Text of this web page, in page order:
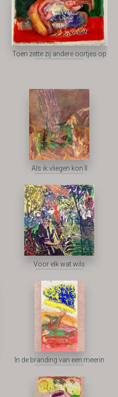
Toen zette zij andere oortjes op
Als ik vliegen kon II
Voor elk wat wils
In de branding van een meerin